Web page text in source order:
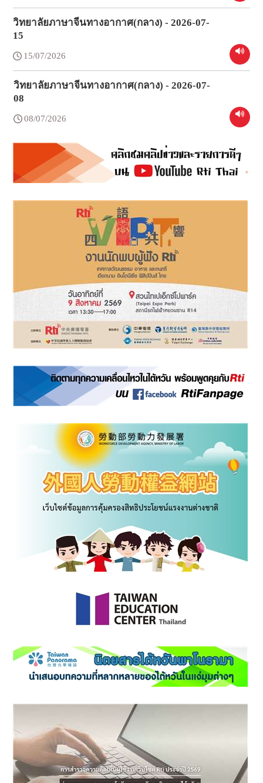
วิทยาลัยภาษาจีนทางอากาศ(กลาง) - 2026-07-
15
15/07/2026
วิทยาลัยภาษาจีนทางอากาศ(กลาง) - 2026-07-
08
08/07/2026